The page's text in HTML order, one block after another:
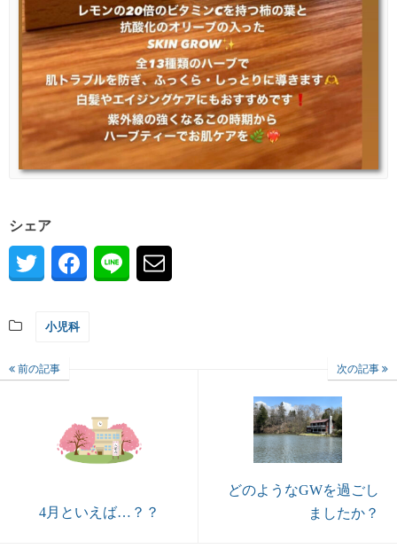
シェア
小児科
前の記事
4月といえば…？？
次の記事
どのようなGWを過ごし
ましたか？